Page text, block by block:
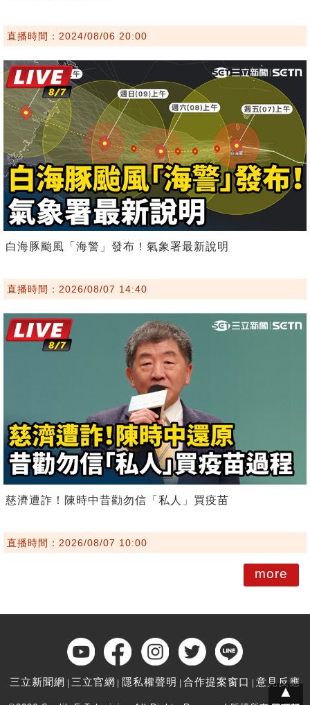
直播時間：2024/08/06 20:00
白海豚颱風「海警」發布！氣象署最新說明
直播時間：2026/08/07 14:40
慈濟遭詐！陳時中昔勸勿信「私人」買疫苗
直播時間：2026/08/07 10:00
more
三立新聞網 三立官網 隱私權聲明 合作提案窗口 意見反應
▲